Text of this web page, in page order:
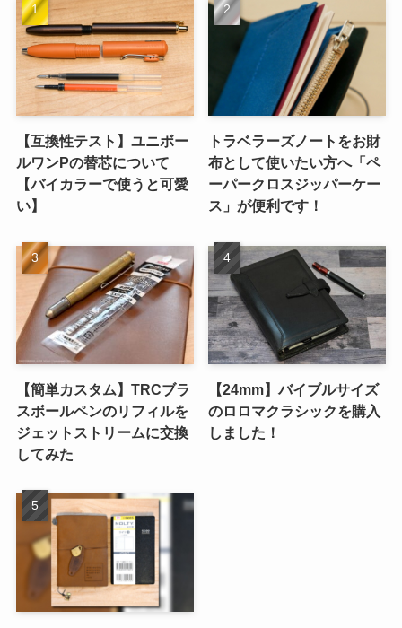
【互換性テスト】ユニボー
ルワンPの替芯について
【バイカラーで使うと可愛
い】
トラベラーズノートをお財
布として使いたい方へ「ペ
ーパークロスジッパーケー
ス」が便利です！
【簡単カスタム】TRCブラ
スボールペンのリフィルを
ジェットストリームに交換
してみた
【24mm】バイブルサイズ
のロロマクラシックを購入
しました！